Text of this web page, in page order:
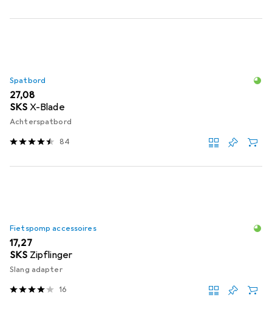
Spatbord
EUR
27,08
SKS X-Blade
Achterspatbord
84
Fietspomp accessoires
EUR
17,27
SKS Zipflinger
Slang adapter
16